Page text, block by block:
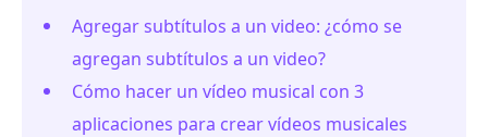
Agregar subtítulos a un video: ¿cómo se
agregan subtítulos a un video?
Cómo hacer un vídeo musical con 3
aplicaciones para crear vídeos musicales